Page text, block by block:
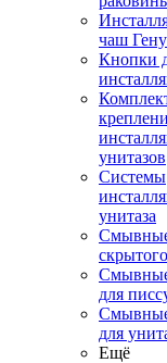
чаш
Кнопки
унитазов
Системы
унитаза
Смывные
для
Смывные
для
Ещё